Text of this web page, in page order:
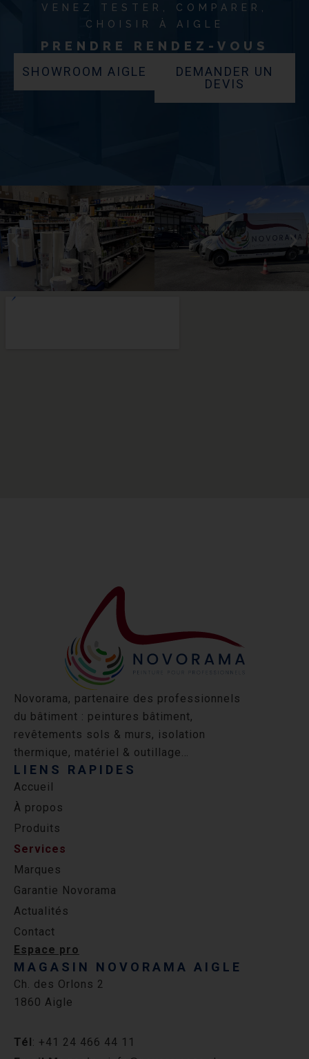
VENEZ TESTER, COMPARER,
CHOISIR À AIGLE
PRENDRE RENDEZ-VOUS
SHOWROOM AIGLE
DEMANDER UN
DEVIS
Novorama, partenaire des professionnels
du bâtiment : peintures bâtiment,
revêtements sols & murs, isolation
thermique, matériel & outillage…
LIENS RAPIDES
Accueil
À propos
Produits
Services
Marques
Garantie Novorama
Actualités
Contact
Espace pro
MAGASIN NOVORAMA AIGLE
Ch. des Orlons 2
1860 Aigle
Tél: +41 24 466 44 11